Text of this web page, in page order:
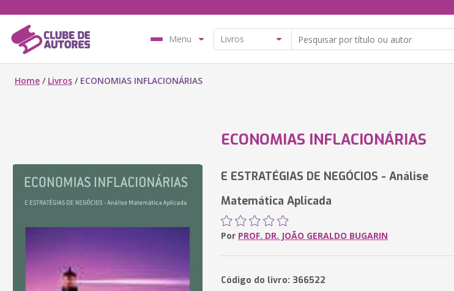
Menu
Home / Livros / ECONOMIAS INFLACIONÁRIAS
ECONOMIAS INFLACIONÁRIAS
E ESTRATÉGIAS DE NEGÓCIOS - Análise
Matemática Aplicada
Por PROF. DR. JOÃO GERALDO BUGARIN
Código do livro: 366522